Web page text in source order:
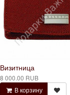
Визитница
8 000.00 RUB
В корзину